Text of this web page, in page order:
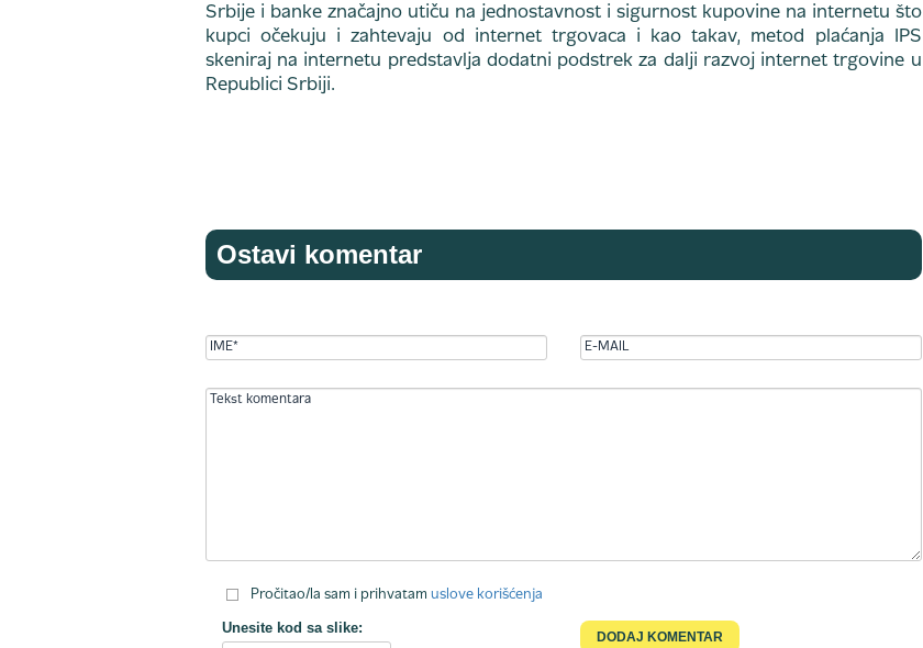
Srbije i banke značajno utiču na jednostavnost i sigurnost kupovine na internetu što
kupci očekuju i zahtevaju od internet trgovaca i kao takav, metod plaćanja IPS
skeniraj na internetu predstavlja dodatni podstrek za dalji razvoj internet trgovine u
Republici Srbiji.
Ostavi komentar
Pročitao/la sam i prihvatam uslove korišćenja
Unesite kod sa slike: